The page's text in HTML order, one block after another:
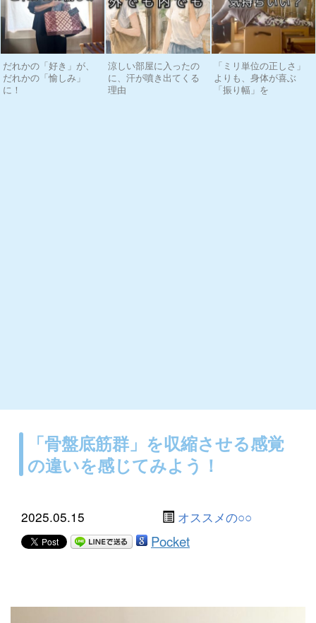
だれかの「好き」が、
だれかの「愉しみ」
に！
涼しい部屋に入ったの
に、汗が噴き出てくる
理由
「ミリ単位の正しさ」
よりも、身体が喜ぶ
「振り幅」を
「骨盤底筋群」を収縮させる感覚
の違いを感じてみよう！
2025.05.15 オススメの○○
Pocket